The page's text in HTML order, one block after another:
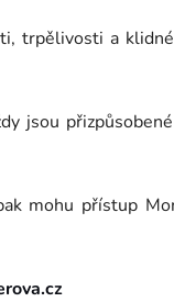
trpělivosti a
jsou
mohu přístup